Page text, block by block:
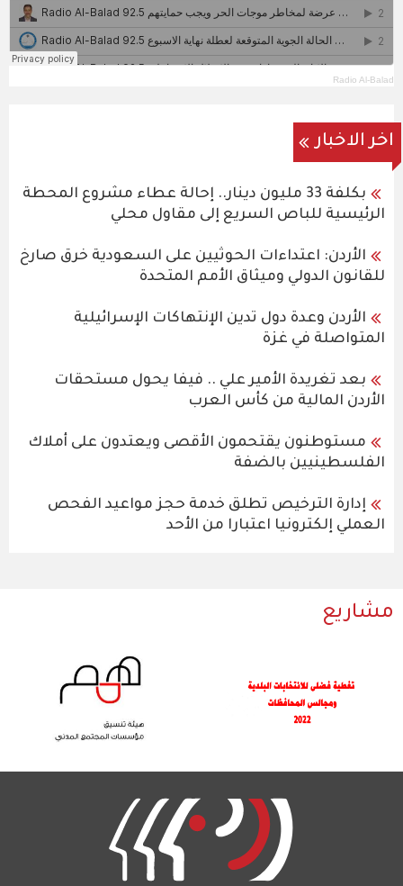
Radio Al-Balad
اخر الاخبار
بكلفة 33 مليون دينار.. إحالة عطاء مشروع المحطة
الرئيسية للباص السريع إلى مقاول محلي
الأردن: اعتداءات الحوثيين على السعودية خرق صارخ
للقانون الدولي وميثاق الأمم المتحدة
الأردن وعدة دول تدين الإنتهاكات الإسرائيلية
المتواصلة في غزة
بعد تغريدة الأمير علي .. فيفا يحول مستحقات
الأردن المالية من كأس العرب
مستوطنون يقتحمون الأقصى ويعتدون على أملاك
الفلسطينيين بالضفة
إدارة الترخيص تطلق خدمة حجز مواعيد الفحص
العملي إلكترونيا اعتبارا من الأحد
مشاريع